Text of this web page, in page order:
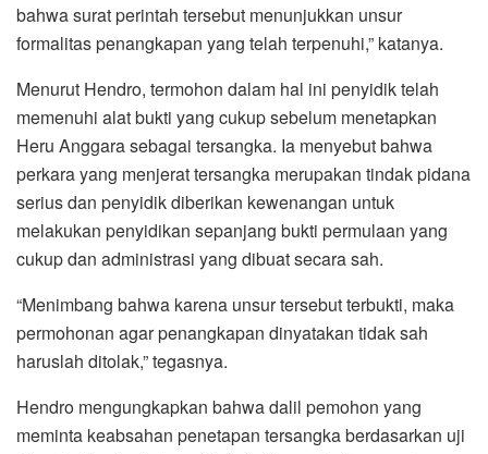
bahwa surat perintah tersebut menunjukkan unsur
formalitas penangkapan yang telah terpenuhi,” katanya.
Menurut Hendro, termohon dalam hal ini penyidik telah
memenuhi alat bukti yang cukup sebelum menetapkan
Heru Anggara sebagai tersangka. Ia menyebut bahwa
perkara yang menjerat tersangka merupakan tindak pidana
serius dan penyidik diberikan kewenangan untuk
melakukan penyidikan sepanjang bukti permulaan yang
cukup dan administrasi yang dibuat secara sah.
“Menimbang bahwa karena unsur tersebut terbukti, maka
permohonan agar penangkapan dinyatakan tidak sah
haruslah ditolak,” tegasnya.
Hendro mengungkapkan bahwa dalil pemohon yang
meminta keabsahan penetapan tersangka berdasarkan uji